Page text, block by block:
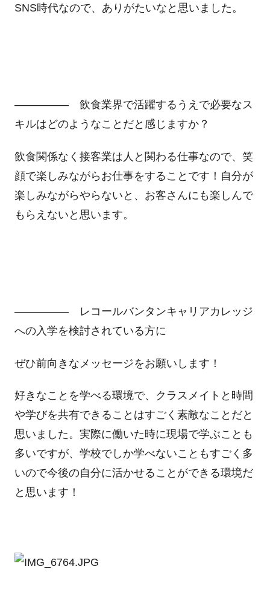
SNS時代なので、ありがたいなと思いました。
――――― 飲食業界で活躍するうえで必要なス
キルはどのようなことだと感じますか？
飲食関係なく接客業は人と関わる仕事なので、笑
顔で楽しみながらお仕事をすることです！自分が
楽しみながらやらないと、お客さんにも楽しんで
もらえないと思います。
――――― レコールバンタンキャリアカレッジ
への入学を検討されている方に
ぜひ前向きなメッセージをお願いします！
好きなことを学べる環境で、クラスメイトと時間
や学びを共有できることはすごく素敵なことだと
思いました。実際に働いた時に現場で学ぶことも
多いですが、学校でしか学べないこともすごく多
いので今後の自分に活かせることができる環境だ
と思います！